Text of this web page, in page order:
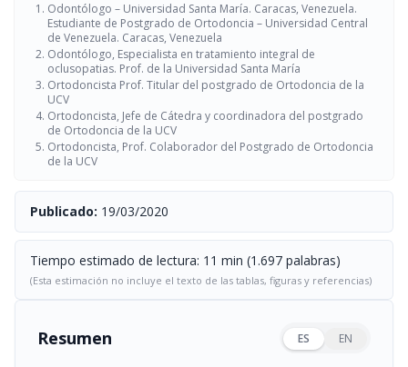
Odontólogo – Universidad Santa María. Caracas, Venezuela.
Estudiante de Postgrado de Ortodoncia – Universidad Central
de Venezuela. Caracas, Venezuela
Odontólogo, Especialista en tratamiento integral de
oclusopatias. Prof. de la Universidad Santa María
Ortodoncista Prof. Titular del postgrado de Ortodoncia de la
UCV
Ortodoncista, Jefe de Cátedra y coordinadora del postgrado
de Ortodoncia de la UCV
Ortodoncista, Prof. Colaborador del Postgrado de Ortodoncia
de la UCV
Publicado: 19/03/2020
Tiempo estimado de lectura: 11 min (1.697 palabras)
(Esta estimación no incluye el texto de las tablas, figuras y referencias)
Resumen ES EN